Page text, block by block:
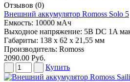
Отзывов (0)
Внешний аккумулятор Romoss Solo 5
Емкость: 10000 мАч
Выходное напряжение: 5В DC 1A
Габариты: 138 х 62 х 21,55 мм
Производитель: Romoss
2090.00 Руб.
Купить